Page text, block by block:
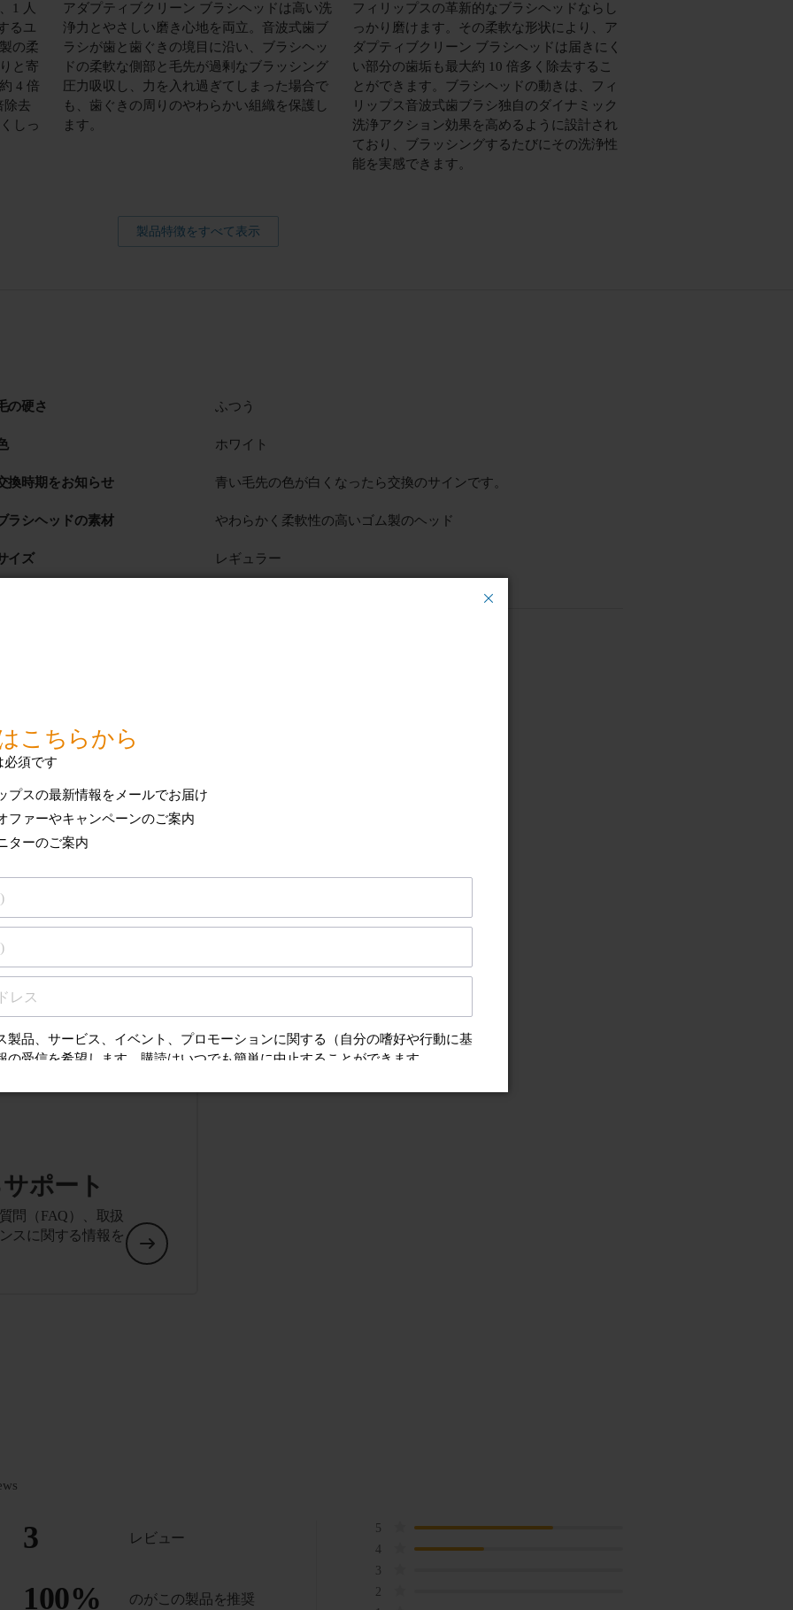
1 人
るユ
の柔
と寄
4 倍
除去
しっ
アダプティブクリーン ブラシヘッドは高い洗
浄力とやさしい磨き心地を両立。音波式歯ブ
ラシが歯と歯ぐきの境目に沿い、ブラシヘッ
ドの柔軟な側部と毛先が過剰なブラッシング
圧力吸収し、力を入れ過ぎてしまった場合で
も、歯ぐきの周りのやわらかい組織を保護し
ます。
フィリップスの革新的なブラシヘッドならし
っかり磨けます。その柔軟な形状により、ア
ダプティブクリーン ブラシヘッドは届きにく
い部分の歯垢も最大約 10 倍多く除去するこ
とができます。ブラシヘッドの動きは、フィ
リップス音波式歯ブラシ独自のダイナミック
洗浄アクション効果を高めるように設計され
ており、ブラッシングするたびにその洗浄性
能を実感できます。
製品特徴をすべて表示
の硬さ ふつう
ホワイト
換時期をお知らせ 青い毛先の色が白くなったら交換のサインです。
ラシヘッドの素材 やわらかく柔軟性の高いゴム製のヘッド
イズ レギュラー
技術仕様をすべて表示
ポート
問（FAQ）、取扱
スに関する情報を
3 レビュー
100% のがこの製品を推奨
5
4
3
2